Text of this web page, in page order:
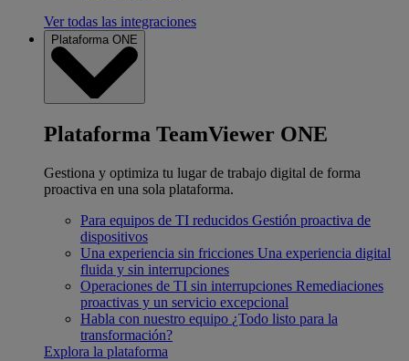
Ver todas las integraciones
Plataforma ONE
Plataforma TeamViewer ONE
Gestiona y optimiza tu lugar de trabajo digital de forma
proactiva en una sola plataforma.
Para equipos de TI reducidos Gestión proactiva de
dispositivos
Una experiencia sin fricciones Una experiencia digital
fluida y sin interrupciones
Operaciones de TI sin interrupciones Remediaciones
proactivas y un servicio excepcional
Habla con nuestro equipo ¿Todo listo para la
transformación?
Explora la plataforma